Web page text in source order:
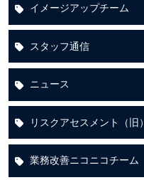
イメージアップチーム
スタッフ通信
ニュース
リスクアセスメント（旧）
業務改善ニコニコチーム